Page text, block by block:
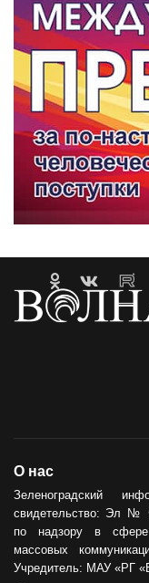
О нас
Зеленоградский
свидетельство: Эл №
по надзору в сфере
массовых
Учредитель: МАУ «РГ